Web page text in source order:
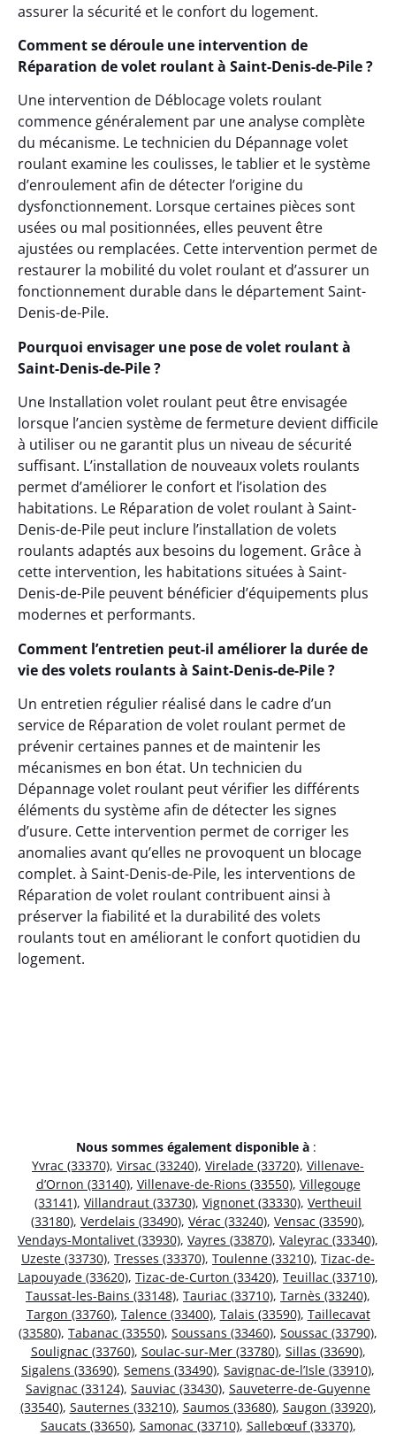
assurer la sécurité et le confort du logement.
Comment se déroule une intervention de
Réparation de volet roulant à Saint-Denis-de-Pile ?
Une intervention de Déblocage volets roulant
commence généralement par une analyse complète
du mécanisme. Le technicien du Dépannage volet
roulant examine les coulisses, le tablier et le système
d’enroulement afin de détecter l’origine du
dysfonctionnement. Lorsque certaines pièces sont
usées ou mal positionnées, elles peuvent être
ajustées ou remplacées. Cette intervention permet de
restaurer la mobilité du volet roulant et d’assurer un
fonctionnement durable dans le département Saint-
Denis-de-Pile.
Pourquoi envisager une pose de volet roulant à
Saint-Denis-de-Pile ?
Une Installation volet roulant peut être envisagée
lorsque l’ancien système de fermeture devient difficile
à utiliser ou ne garantit plus un niveau de sécurité
suffisant. L’installation de nouveaux volets roulants
permet d’améliorer le confort et l’isolation des
habitations. Le Réparation de volet roulant à Saint-
Denis-de-Pile peut inclure l’installation de volets
roulants adaptés aux besoins du logement. Grâce à
cette intervention, les habitations situées à Saint-
Denis-de-Pile peuvent bénéficier d’équipements plus
modernes et performants.
Comment l’entretien peut-il améliorer la durée de
vie des volets roulants à Saint-Denis-de-Pile ?
Un entretien régulier réalisé dans le cadre d’un
service de Réparation de volet roulant permet de
prévenir certaines pannes et de maintenir les
mécanismes en bon état. Un technicien du
Dépannage volet roulant peut vérifier les différents
éléments du système afin de détecter les signes
d’usure. Cette intervention permet de corriger les
anomalies avant qu’elles ne provoquent un blocage
complet. à Saint-Denis-de-Pile, les interventions de
Réparation de volet roulant contribuent ainsi à
préserver la fiabilité et la durabilité des volets
roulants tout en améliorant le confort quotidien du
logement.
Nous sommes également disponible à :
Yvrac (33370), Virsac (33240), Virelade (33720), Villenave-
d’Ornon (33140), Villenave-de-Rions (33550), Villegouge
(33141), Villandraut (33730), Vignonet (33330), Vertheuil
(33180), Verdelais (33490), Vérac (33240), Vensac (33590),
Vendays-Montalivet (33930), Vayres (33870), Valeyrac (33340),
Uzeste (33730), Tresses (33370), Toulenne (33210), Tizac-de-
Lapouyade (33620), Tizac-de-Curton (33420), Teuillac (33710),
Taussat-les-Bains (33148), Tauriac (33710), Tarnès (33240),
Targon (33760), Talence (33400), Talais (33590), Taillecavat
(33580), Tabanac (33550), Soussans (33460), Soussac (33790),
Soulignac (33760), Soulac-sur-Mer (33780), Sillas (33690),
Sigalens (33690), Semens (33490), Savignac-de-l’Isle (33910),
Savignac (33124), Sauviac (33430), Sauveterre-de-Guyenne
(33540), Sauternes (33210), Saumos (33680), Saugon (33920),
Saucats (33650), Samonac (33710), Sallebœuf (33370),